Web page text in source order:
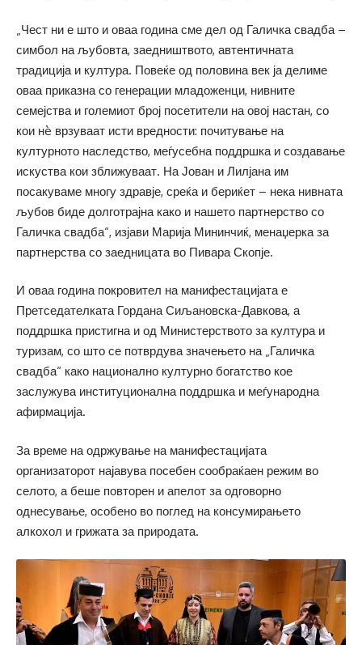
„Чест ни е што и оваа година сме дел од Галичка свадба –
симбол на љубовта, заедништвото, автентичната
традиција и култура. Повеќе од половина век ја делиме
оваа приказна со генерации младоженци, нивните
семејства и големиот број посетители на овој настан, со
кои нè врзуваат исти вредности: почитување на
културното наследство, меѓусебна поддршка и создавање
искуства кои зближуваат. На Јован и Лилјана им
посакуваме многу здравје, среќа и бериќет – нека нивната
љубов биде долготрајна како и нашето партнерство со
Галичка свадба“, изјави Марија Мининчиќ, менаџерка за
партнерства со заедницата во Пивара Скопје.
И оваа година покровител на манифестацијата е
Претседателката Гордана Сиљановска-Давкова, а
поддршка пристигна и од Министерството за култура и
туризам, со што се потврдува значењето на „Галичка
свадба“ како национално културно богатство кое
заслужува институционална поддршка и меѓународна
афирмација.
За време на одржување на манифестацијата
организаторот најавува посебен сообраќаен режим во
селото, а беше повторен и апелот за одговорно
однесување, особено во поглед на консумирањето
алкохол и грижата за природата.